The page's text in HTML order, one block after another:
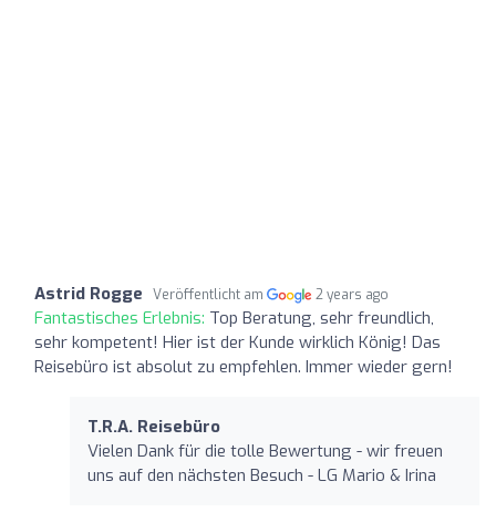
Astrid Rogge Veröffentlicht am 2 years ago
Fantastisches Erlebnis: Top Beratung, sehr freundlich,
sehr kompetent! Hier ist der Kunde wirklich König! Das
Reisebüro ist absolut zu empfehlen. Immer wieder gern!
T.R.A. Reisebüro
Vielen Dank für die tolle Bewertung - wir freuen
uns auf den nächsten Besuch - LG Mario & Irina